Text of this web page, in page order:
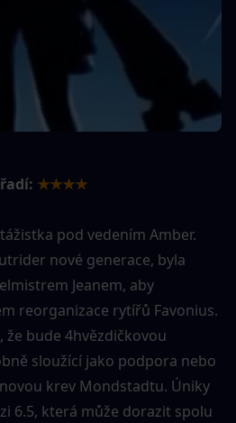
★★★★
pod vedením Amber.
nové generace, byla
Jeanem, aby
reorganizace rytířů Favonius.
že bude 4hvězdičkovou
sloužící jako podpora nebo
krev Mondstadtu. Úniky
6.5, která může dorazit spolu